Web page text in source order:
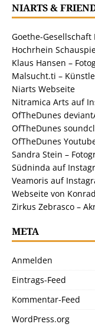
NIARTS &
Goethe-Gesellschaft
Hochrhein
Klaus Hansen –
Malsucht.ti –
Niarts Webseite
Nitramica Arts auf
OfTheDunes
OfTheDunes
OfTheDunes
Sandra Stein –
Südninda auf
Veamoris auf
Webseite von
Zirkus Zebrasco –
META
Anmelden
Eintrags-Feed
Kommentar-Feed
WordPress.org